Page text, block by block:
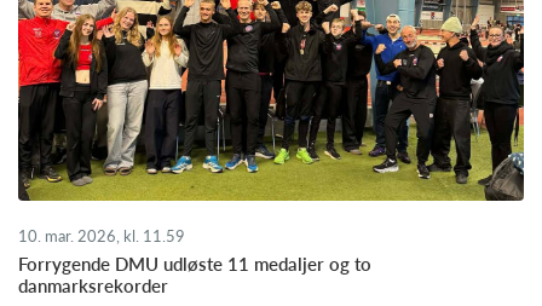
10. mar. 2026, kl. 11.59
Forrygende DMU udløste 11 medaljer og to
danmarksrekorder